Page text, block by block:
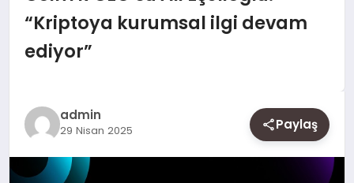
GÜNCEL
SAĞLIK
SIYASET
“Kriptoya kurumsal ilgi devam
ediyor”
admin
29 Nisan 2025 Paylaş